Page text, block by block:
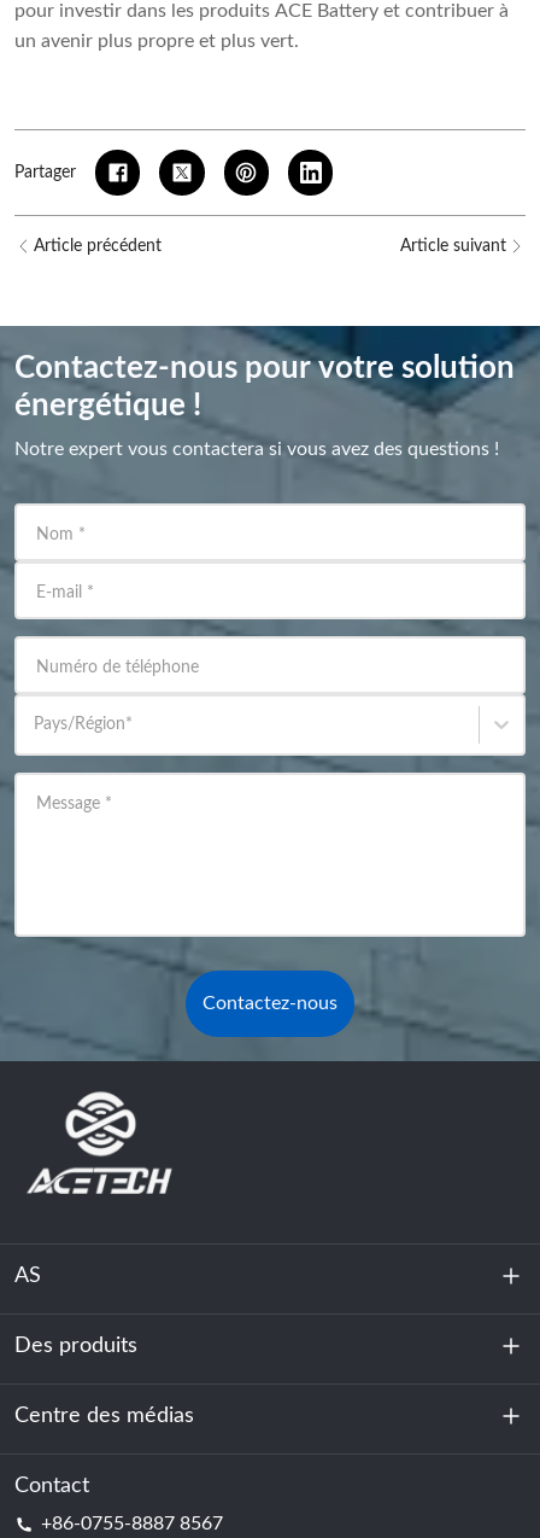
pour investir dans les produits ACE Battery et contribuer à
un avenir plus propre et plus vert.
Partager
Article précédent Article suivant
Contactez-nous pour votre solution
énergétique !
Notre expert vous contactera si vous avez des questions !
Nom *
E-mail *
Numéro de téléphone
Pays/Région*
Message *
Contactez-nous
AS
À propos de nous
Durabilité
Des produits
Stockage d'énergie
Centre de données et salle des serveurs
Centre des médias
Nouvelles
Contact
+86-0755-8887 8567